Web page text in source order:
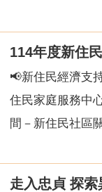
114年度新住
📢新住民經濟支
住民家庭服務中
間－新住民社區
走入忠貞 探